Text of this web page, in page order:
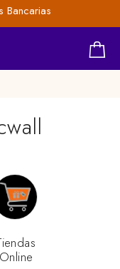
Bancarias
Online